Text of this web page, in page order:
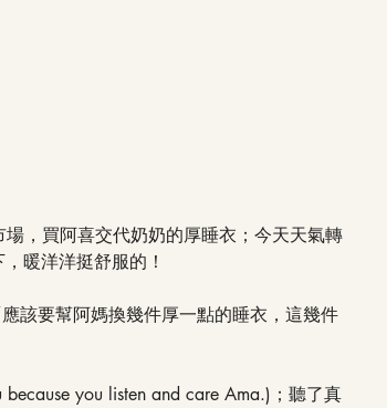
，買阿喜交代奶奶的厚睡衣；今天天氣轉
暖洋洋挺舒服的！
該要幫阿媽換幾件厚一點的睡衣，這幾件
you listen and care Ama.)；聽了真